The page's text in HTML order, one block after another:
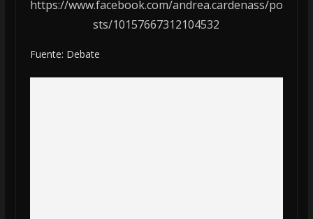
https://www.facebook.com/andrea.cardenass/po
sts/10157667312104532
Fuente: Debate